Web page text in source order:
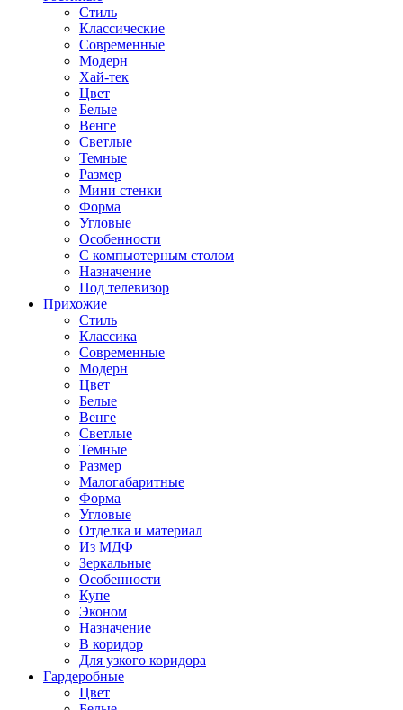
Стиль
Классические
Современные
Модерн
Хай-тек
Цвет
Белые
Венге
Светлые
Темные
Размер
Мини стенки
Форма
Угловые
Особенности
С компьютерным столом
Назначение
Под телевизор
Прихожие
Стиль
Классика
Современные
Модерн
Цвет
Белые
Венге
Светлые
Темные
Размер
Малогабаритные
Форма
Угловые
Отделка и материал
Из МДФ
Зеркальные
Особенности
Купе
Эконом
Назначение
В коридор
Для узкого коридора
Гардеробные
Цвет